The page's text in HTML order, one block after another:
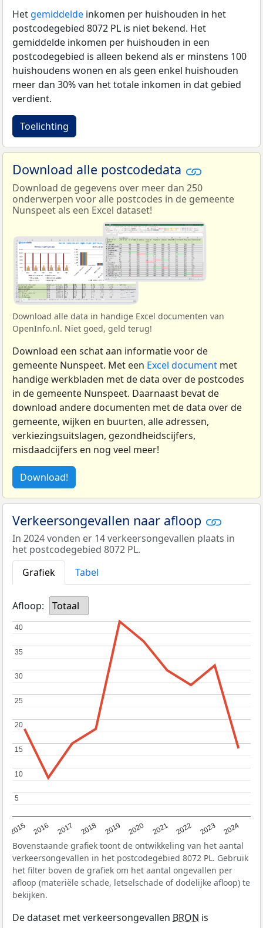
Het gemiddelde inkomen per huishouden in het
postcodegebied 8072 PL is niet bekend. Het
gemiddelde inkomen per huishouden in een
postcodegebied is alleen bekend als er minstens 100
huishoudens wonen en als geen enkel huishouden
meer dan 30% van het totale inkomen in dat gebied
verdient.
Toelichting
Download alle postcodedata
Download de gegevens over meer dan 250
onderwerpen voor alle postcodes in de gemeente
Nunspeet als een Excel dataset!
Download alle data in handige Excel documenten van
OpenInfo.nl. Niet goed, geld terug!
Download een schat aan informatie voor de
gemeente Nunspeet. Met een Excel document met
handige werkbladen met de data over de postcodes
in de gemeente Nunspeet. Daarnaast bevat de
download andere documenten met de data over de
gemeente, wijken en buurten, alle adressen,
verkiezingsuitslagen, gezondheidscijfers,
misdaadcijfers en nog veel meer!
Download!
Verkeersongevallen naar afloop
In 2024 vonden er 14 verkeersongevallen plaats in
het postcodegebied 8072 PL.
Grafiek
Tabel
Afloop: Totaal
2015 2016 2017 2018 2019 2020 2021 2022 2023 2024
5
5
10
10
15
15
20
20
25
25
30
30
35
35
40
40
Bovenstaande grafiek toont de ontwikkeling van het aantal
verkeersongevallen in het postcodegebied 8072 PL. Gebruik
het filter boven de grafiek om het aantal ongevallen per
afloop (materiële schade, letselschade of dodelijke afloop) te
bekijken.
De dataset met verkeersongevallen BRON is